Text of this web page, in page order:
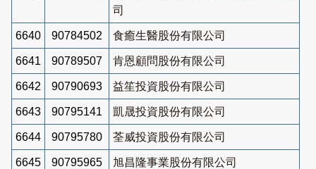
司
6640 90784502 食癒生醫股份有限公司
6641 90789507 肯恩顧問股份有限公司
6642 90790693 益笙投資股份有限公司
6643 90795141 凱晟投資股份有限公司
6644 90795780 荃威投資股份有限公司
6645 90795965 旭昌隆事業股份有限公司